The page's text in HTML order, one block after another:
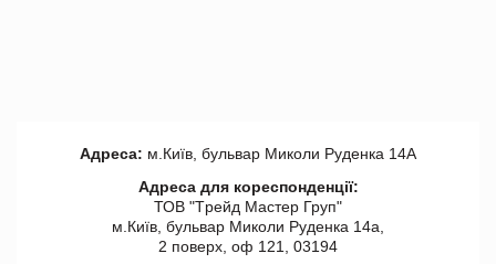
Адреса: м.Київ, бульвар Миколи Руденка 14А
Адреса для кореспонденції:
ТОВ "Tрейд Мастер Груп"
м.Київ, бульвар Миколи Руденка 14а,
2 поверх, оф 121, 03194